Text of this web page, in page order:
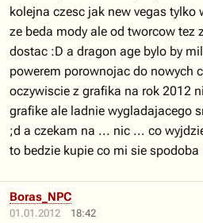
kolejna czesc jak new vegas tylko
ze beda mody ale od tworcow tez
dostac :D a dragon age bylo by
powerem porownojac do nowych
oczywiscie z grafika na rok 2012
grafike ale ladnie wygladajacego
;d a czekam na ... nic ... co
to bedzie kupie co mi sie spodoba
01.01.2012 18:42
Boras_NPC